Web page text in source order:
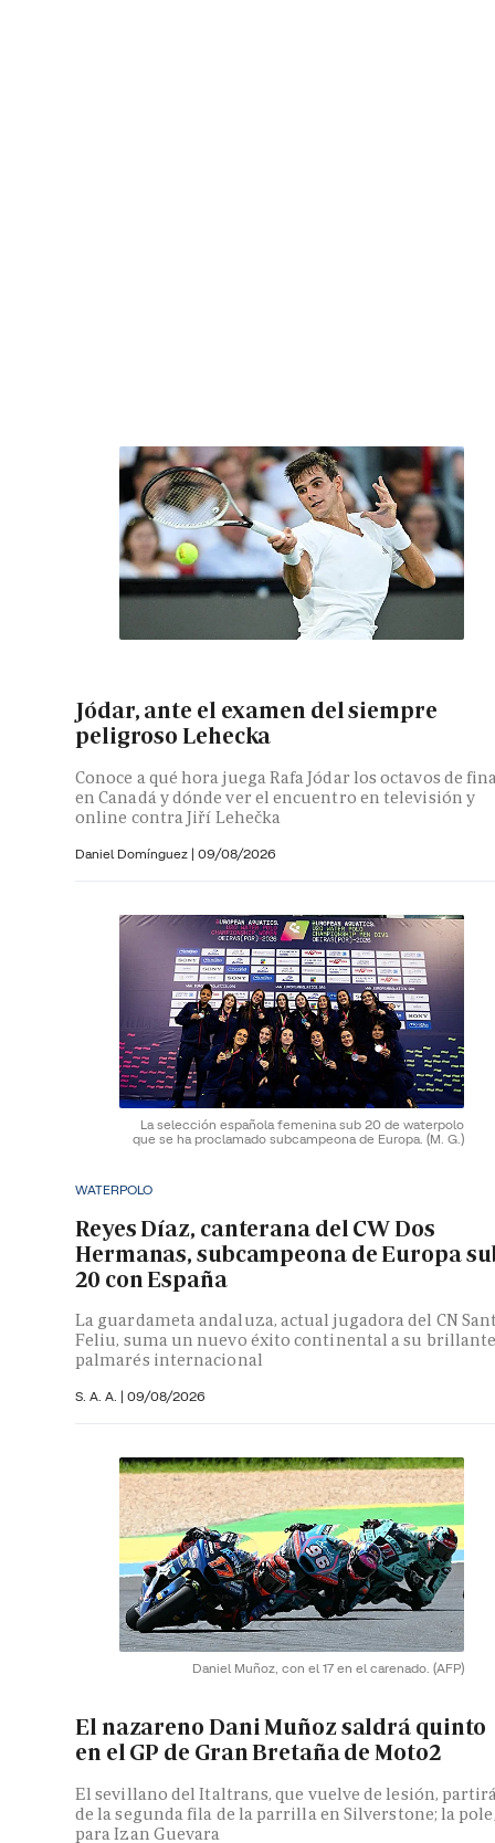
Jódar, ante el examen del siempre
peligroso Lehecka
Conoce a qué hora juega Rafa Jódar los octavos de
en Canadá y dónde ver el encuentro en televisión y
online contra Jiří Lehečka
Daniel Domínguez | 09/08/2026
La selección española femenina sub 20 de waterpolo
que se ha proclamado subcampeona de Europa. (M. G.)
WATERPOLO
Reyes Díaz, canterana del CW Dos
Hermanas, subcampeona de Europa
20 con España
La guardameta andaluza, actual jugadora del CN
Feliu, suma un nuevo éxito continental a su
palmarés internacional
S. A. A. | 09/08/2026
Daniel Muñoz, con el 17 en el carenado. (AFP)
El nazareno Dani Muñoz saldrá quinto
en el GP de Gran Bretaña de Moto2
El sevillano del Italtrans, que vuelve de lesión,
de la segunda fila de la parrilla en Silverstone; la
para Izan Guevara